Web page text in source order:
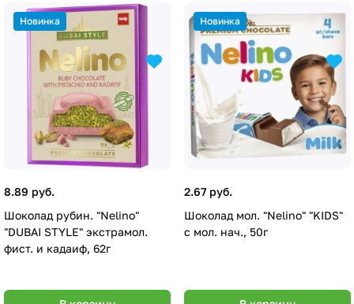
Новинка
8.89 руб.
Шоколад рубин. "Nelino"
"DUBAI STYLE" экстрамол.
фист. и кадаиф, 62г
Новинка
2.67 руб.
Шоколад мол. "Nelino" "KIDS"
с мол. нач., 50г